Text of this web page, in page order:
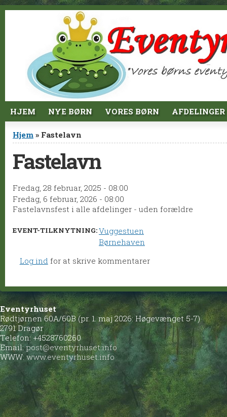
Jump to Content
HJEM NYE BØRN VORES BØRN AFDELINGER
Du er her
Hjem » Fastelavn
Fastelavn
Fredag, 28 februar, 2025 - 08:00
Fredag, 6 februar, 2026 - 08:00
Fastelavnsfest i alle afdelinger - uden forældre
EVENT-TILKNYTNING:Vuggestuen
Børnehaven
Log indfor at skrive kommentarer
Eventyrhuset
Rødtjørnen 60A/60B (pr. 1. maj 2026: Høgevænget 5-7)
2791 Dragør
Telefon: +4528760260
Email:post@eventyrhuset.info
WWW: www.eventyrhuset.info